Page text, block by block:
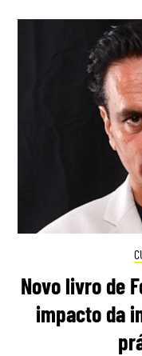
Novo livro de
impacto da